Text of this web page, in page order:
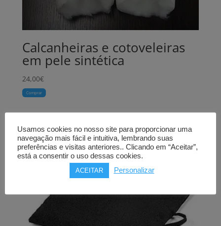
Calcanheiras e cotoveleiras
em pele sintética
24,00€
Comprar
Usamos cookies no nosso site para proporcionar uma
navegação mais fácil e intuitiva, lembrando suas
preferências e visitas anteriores.. Clicando em “Aceitar”,
está a consentir o uso dessas cookies.
ACEITAR Personalizar